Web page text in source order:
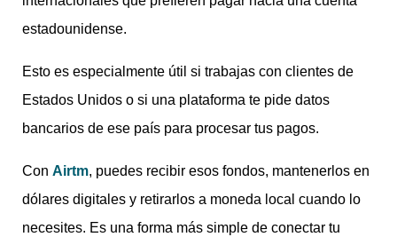
estadounidense.
Esto es especialmente útil si trabajas con clientes de
Estados Unidos o si una plataforma te pide datos
bancarios de ese país para procesar tus pagos.
Con Airtm, puedes recibir esos fondos, mantenerlos en
dólares digitales y retirarlos a moneda local cuando lo
necesites. Es una forma más simple de conectar tu